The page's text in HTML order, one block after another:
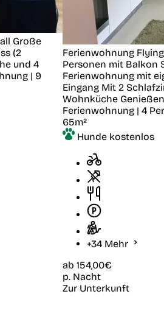
Große
(2
und 4
| 9
Ferienwohnung
Personen mit Balkon
Ferienwohnung mit
Eingang Mit 2
Wohnküche
Ferienwohnung | 4
65m²
Hunde kostenlos
+34 Mehr
ab 154,00€
p. Nacht
Zur Unterkunft